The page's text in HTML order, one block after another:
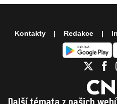
Kontakty Redakce